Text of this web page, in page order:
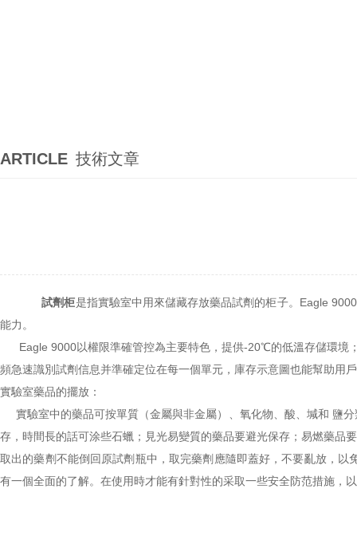
ARTICLE 技術文章
試劑柜是指實驗室中用來儲藏存放藥品試劑的柜子。Eagle
能力。
Eagle 9000以權限準確管控為主要特色，提供-20℃的低溫存儲環境
頻急速識別試劑信息并準確定位在每一個單元，庫存示意圖也能幫助用
實驗室藥品的擺放：
實驗室中的藥品可按單質（金屬與非金屬）、氧化物、酸、堿和 鹽
存，時間長的話可涂些石蠟；見光易變質的藥品要避光保存；易燃藥品
取出的藥劑不能倒回原試劑瓶中，取完藥劑應隨即蓋好，不要亂放，
有一個全面的了解。在使用時才能有針對性的采取一些安全防范措施，